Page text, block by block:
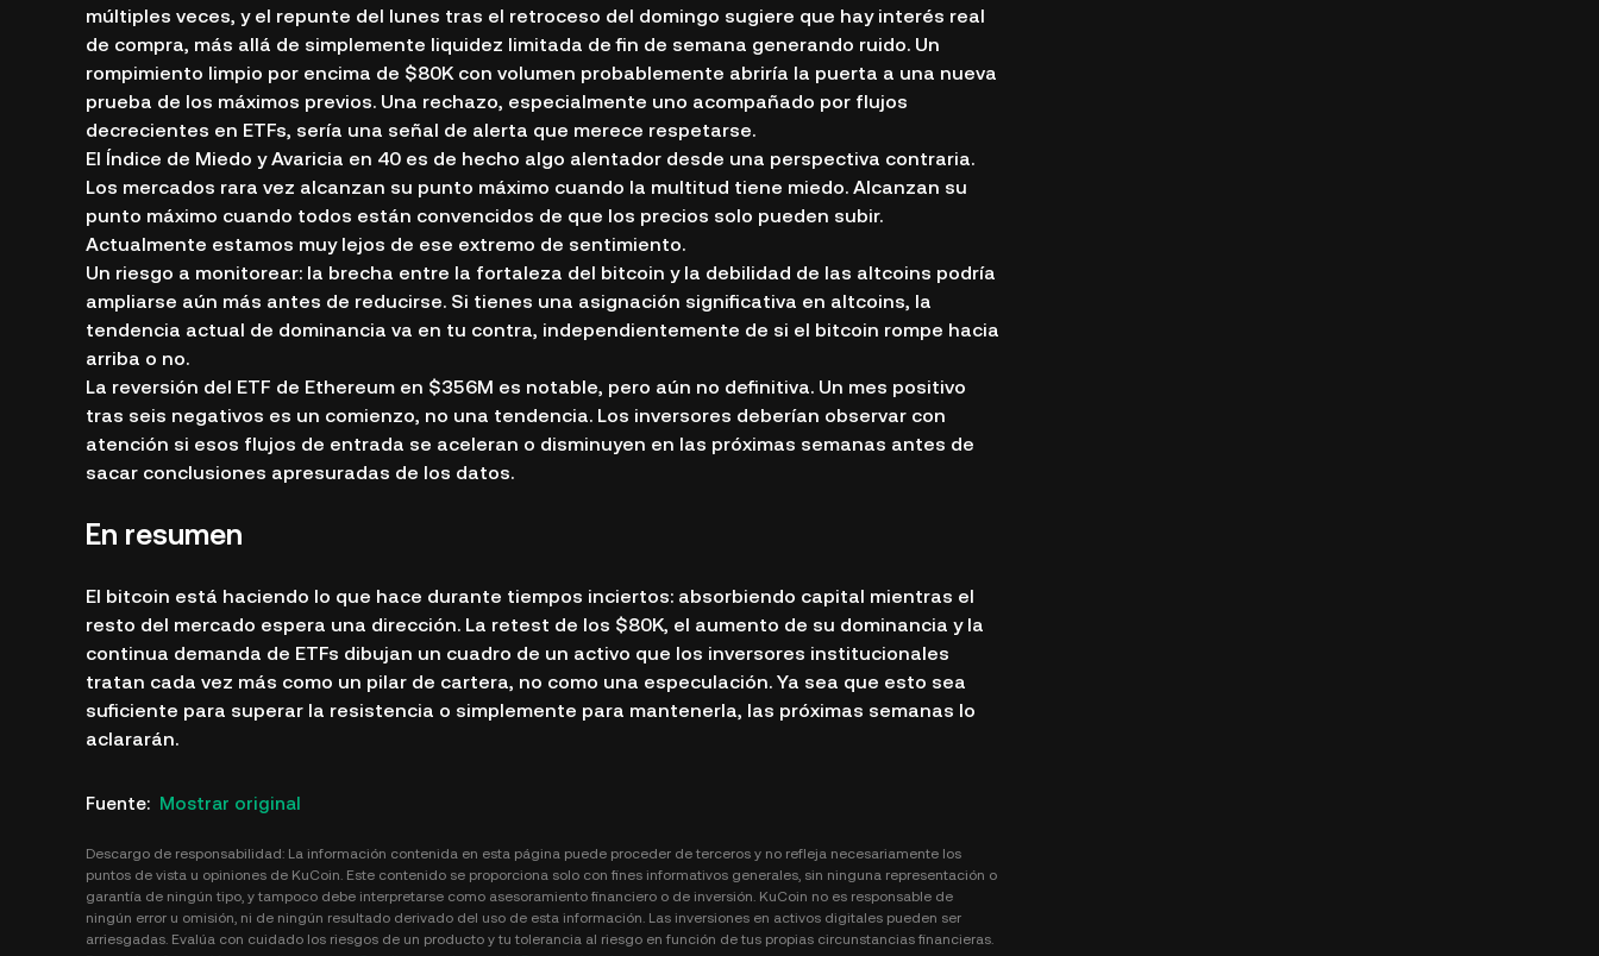
múltiples veces, y el repunte del lunes tras el retroceso del domingo sugiere que hay interés real
de compra, más allá de simplemente liquidez limitada de fin de semana generando ruido. Un
rompimiento limpio por encima de $80K con volumen probablemente abriría la puerta a una nueva
prueba de los máximos previos. Una rechazo, especialmente uno acompañado por flujos
decrecientes en ETFs, sería una señal de alerta que merece respetarse.
El Índice de Miedo y Avaricia en 40 es de hecho algo alentador desde una perspectiva contraria.
Los mercados rara vez alcanzan su punto máximo cuando la multitud tiene miedo. Alcanzan su
punto máximo cuando todos están convencidos de que los precios solo pueden subir.
Actualmente estamos muy lejos de ese extremo de sentimiento.
Un riesgo a monitorear: la brecha entre la fortaleza del bitcoin y la debilidad de las altcoins podría
ampliarse aún más antes de reducirse. Si tienes una asignación significativa en altcoins, la
tendencia actual de dominancia va en tu contra, independientemente de si el bitcoin rompe hacia
arriba o no.
La reversión del ETF de Ethereum en $356M es notable, pero aún no definitiva. Un mes positivo
tras seis negativos es un comienzo, no una tendencia. Los inversores deberían observar con
atención si esos flujos de entrada se aceleran o disminuyen en las próximas semanas antes de
sacar conclusiones apresuradas de los datos.
En resumen
El bitcoin está haciendo lo que hace durante tiempos inciertos: absorbiendo capital mientras el
resto del mercado espera una dirección. La retest de los $80K, el aumento de su dominancia y la
continua demanda de ETFs dibujan un cuadro de un activo que los inversores institucionales
tratan cada vez más como un pilar de cartera, no como una especulación. Ya sea que esto sea
suficiente para superar la resistencia o simplemente para mantenerla, las próximas semanas lo
aclararán.
Fuente: Mostrar original
Descargo de responsabilidad: La información contenida en esta página puede proceder de terceros y no refleja necesariamente los
puntos de vista u opiniones de KuCoin. Este contenido se proporciona solo con fines informativos generales, sin ninguna representación o
garantía de ningún tipo, y tampoco debe interpretarse como asesoramiento financiero o de inversión. KuCoin no es responsable de
ningún error u omisión, ni de ningún resultado derivado del uso de esta información. Las inversiones en activos digitales pueden ser
arriesgadas. Evalúa con cuidado los riesgos de un producto y tu tolerancia al riesgo en función de tus propias circunstancias financieras.